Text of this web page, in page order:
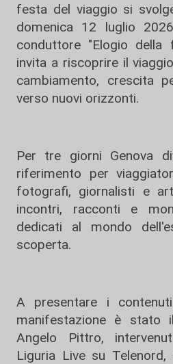
festa del viaggio si
domenica 12 luglio
conduttore "Elogio della
invita a riscoprire il
cambiamento, crescita
verso nuovi orizzonti.
Per tre giorni Genova
riferimento per
fotografi, giornalisti e
incontri, racconti e
dedicati al mondo
scoperta.
A presentare i
manifestazione è stato
Angelo Pittro,
Liguria Live su